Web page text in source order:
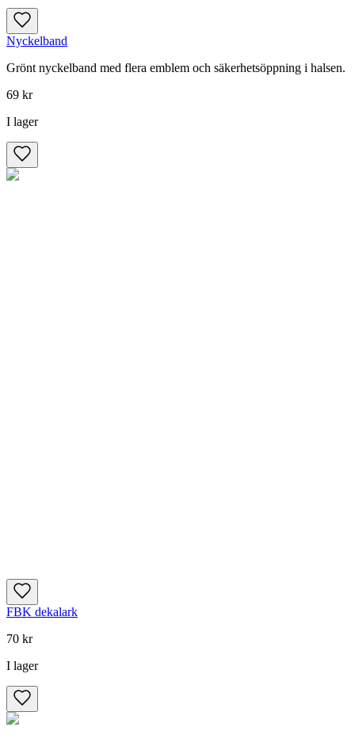
Nyckelband
Grönt nyckelband med flera emblem och säkerhetsöppning i halsen.
69 kr
I lager
FBK dekalark
70 kr
I lager